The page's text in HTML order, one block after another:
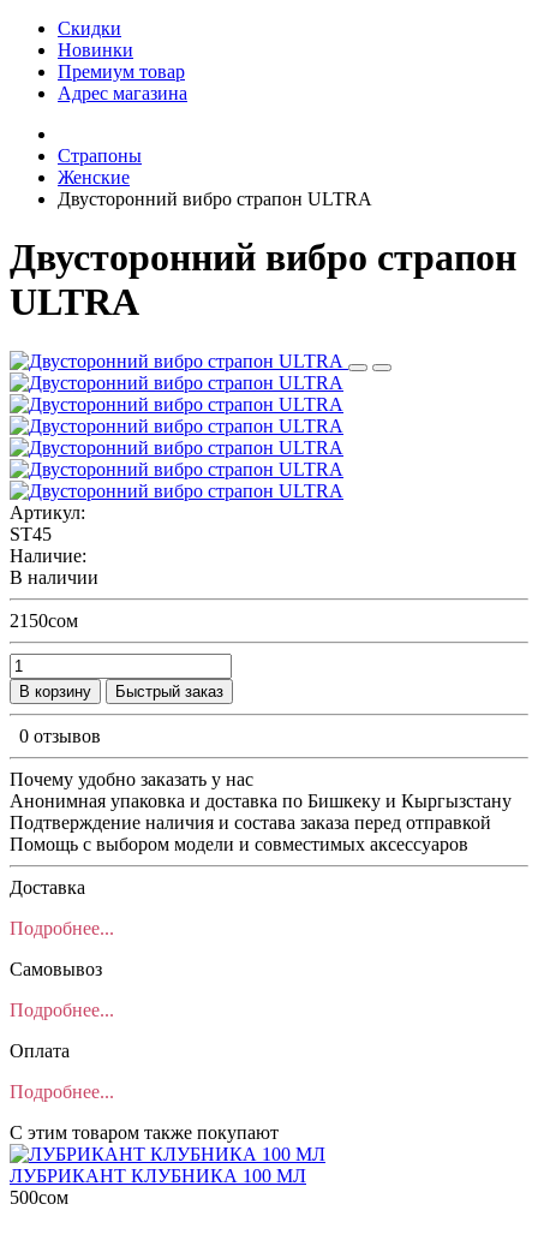
Скидки
Новинки
Премиум товар
Адрес магазина
Страпоны
Женские
Двусторонний вибро страпон ULTRA
Двусторонний вибро страпон
ULTRA
Артикул:
ST45
Наличие:
В наличии
2150сом
В корзину Быстрый заказ
0 отзывов
Почему удобно заказать у нас
Анонимная упаковка и доставка по Бишкеку и Кыргызстану
Подтверждение наличия и состава заказа перед отправкой
Помощь с выбором модели и совместимых аксессуаров
Доставка
Подробнее...
Самовывоз
Подробнее...
Оплата
Подробнее...
С этим товаром также покупают
ЛУБРИКАНТ КЛУБНИКА 100 МЛ
500сом